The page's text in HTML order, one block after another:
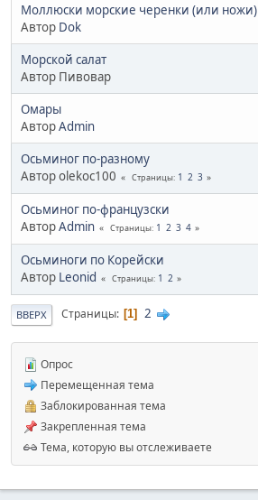
Моллюски морские черенки (или ножи)
Автор Dok
Морской салат
Автор Пивовар
Омары
АвторAdmin
Осьминог по-разному
Автор olekoc100
Страницы 1 2 3
Осьминог по-французски
АвторAdmin Страницы 1 2 3 4
Осьминоги по Корейски
Автор Leonid Страницы 1 2
ВВЕРХ Страницы 1 2
Опрос
Перемещенная тема
Заблокированная тема
Закрепленная тема
Тема, которую вы отслеживаете